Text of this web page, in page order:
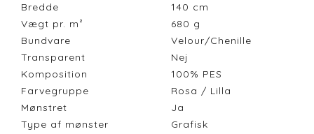
Bredde 140 cm
Vægt pr. m²
680 g
Bundvare
Velour/Chenille
Transparent
Nej
Komposition
100% PES
Farvegruppe
Rosa / Lilla
Mønstret
Ja
Type af mønster
Grafisk